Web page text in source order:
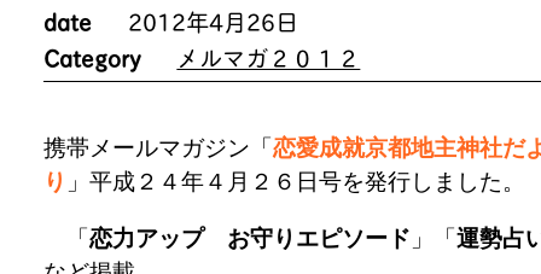
date
2012年4月26日
Category
メルマガ２０１２
携帯メールマガジン「恋愛成就京都地主神社だ
り 」平成２４年４月２６日号を発行しました。
「恋力アップ お守りエピソード 」「運勢占